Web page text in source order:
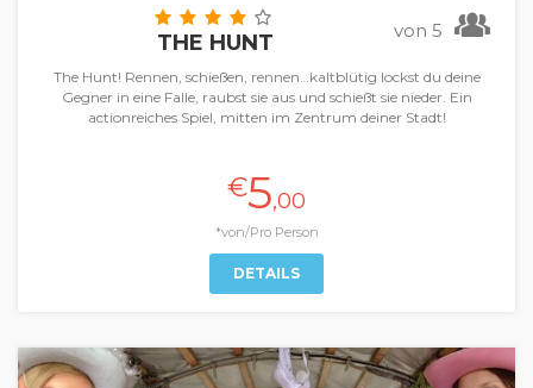
von 5
THE HUNT
The Hunt! Rennen, schießen, rennen…kaltblütig lockst du deine
Gegner in eine Falle, raubst sie aus und schießt sie nieder. Ein
actionreiches Spiel, mitten im Zentrum deiner Stadt!
€5,00
*von/Pro Person
DETAILS